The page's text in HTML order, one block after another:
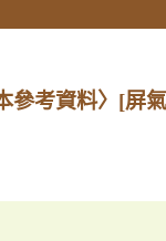
考資料〉 [屏